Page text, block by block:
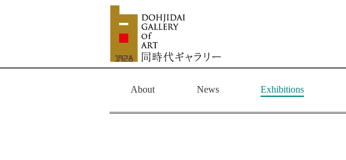
About News Exhibitions